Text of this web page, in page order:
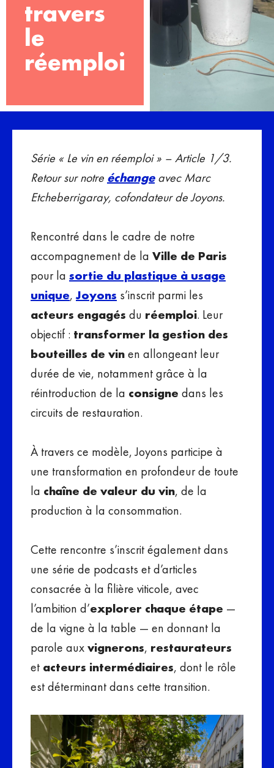
travers
le
réemploi
Série « Le vin en réemploi » – Article 1/3.
Retour sur notre échange avec Marc
Etcheberrigaray, cofondateur de Joyons.
Rencontré dans le cadre de notre
accompagnement de la Ville de Paris
pour la sortie du plastique à usage
unique,Joyons s’inscrit parmi les
acteurs engagés du réemploi. Leur
objectif : transformer la gestion des
bouteilles de vinen allongeant leur
durée de vie, notamment grâce à la
réintroduction de la consigne dans les
circuits de restauration.
À travers ce modèle, Joyons participe à
une transformation en profondeur de toute
la chaîne de valeur du vin, de la
production à la consommation.
Cette rencontre s’inscrit également dans
une série de podcasts et d’articles
consacrée à la filière viticole, avec
l’ambition d’explorer chaque étape —
de la vigne à la table — en donnant la
parole auxvignerons, restaurateurs
et acteurs intermédiaires, dont le rôle
est déterminant dans cette transition.